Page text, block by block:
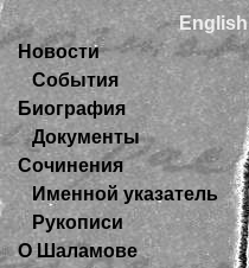
English
Новости
События
Биография
Документы
Сочинения
Именной указатель
Рукописи
О Шаламове